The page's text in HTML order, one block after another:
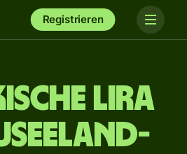
Registrieren
Lira